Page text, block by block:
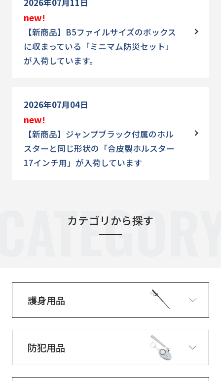
2026年07月11日
new!
【新商品】B5ファイルサイズのボックス
に収まっている「ミニマム防災セット」
が入荷しています。
2026年07月04日
new!
【新商品】ジャンプブラック付属のホル
スターと同じ形状の「合皮製ホルスター
17インチ用」が入荷しています
カテゴリから探す
護身用品
防犯用品